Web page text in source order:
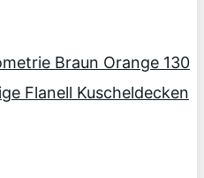
Braun Orange 130
Flanell Kuscheldecken